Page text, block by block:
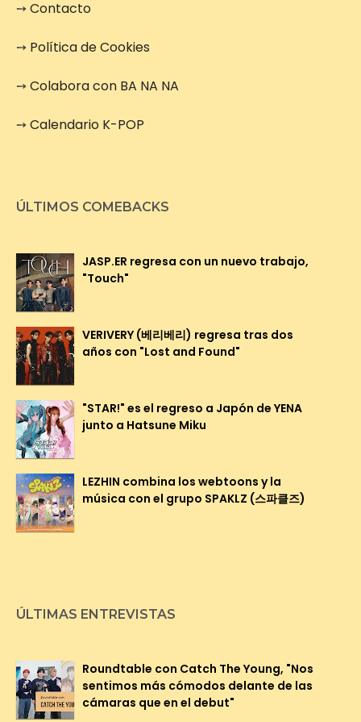
➙Contacto
➙ Política de Cookies
➙Colabora con BA NA NA
➙Calendario K-POP
ÚLTIMOS COMEBACKS
JASP.ER regresa con un nuevo trabajo,
"Touch"
VERIVERY (베리베리) regresa tras dos
años con "Lost and Found"
"STAR!" es el regreso a Japón de YENA
junto a Hatsune Miku
LEZHIN combina los webtoons y la
música con el grupo SPAKLZ (스파클즈)
ÚLTIMAS ENTREVISTAS
Roundtable con Catch The Young, "Nos
sentimos más cómodos delante de las
cámaras que en el debut"